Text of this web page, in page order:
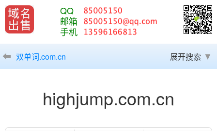
QQ
邮箱
手机
双单词.com.cn 展开搜索
highjump.com.cn